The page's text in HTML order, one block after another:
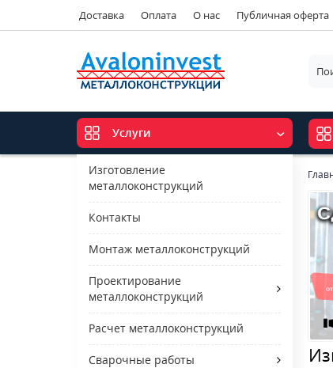
Доставка Оплата О нас Публичная оферта
Услуги
Изготовление
металлоконструкций
Контакты
Монтаж металлоконструкций
Проектирование
металлоконструкций
Расчет металлоконструкций
Сварочные работы